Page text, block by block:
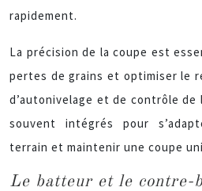
rapidement.
La précision de la coupe est
pertes de grains et optimiser le
d’autonivelage et de contrôle
souvent intégrés pour
terrain et maintenir une coupe
Le batteur et le contre-